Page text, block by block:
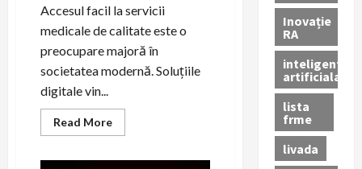
Accesul facil la servicii
medicale de calitate este o
preocupare majoră în
societatea modernă. Soluțiile
digitale vin...
Read MoreRead
more
Inovație
RA
inteligenta
artificiala
lista
frme
livada